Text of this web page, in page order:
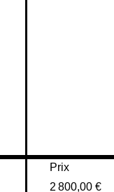
Prix
2 800,00 €